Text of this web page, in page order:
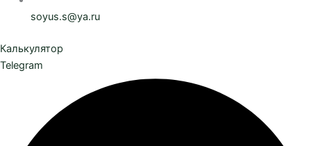
soyus.s@ya.ru
Калькулятор
Telegram